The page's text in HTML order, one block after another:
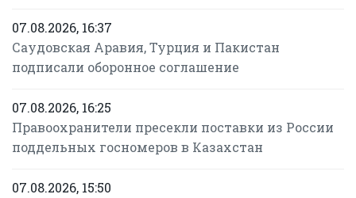
07.08.2026, 16:37
Саудовская Аравия, Турция и Пакистан
подписали оборонное соглашение
07.08.2026, 16:25
Правоохранители пресекли поставки из России
поддельных госномеров в Казахстан
07.08.2026, 15:50